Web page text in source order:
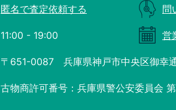
匿名で査定依頼する 問
11:00 - 19:00 営
〒651-0087 兵庫県神戸市中央区御幸
古物商許可番号：兵庫県警公安委員会